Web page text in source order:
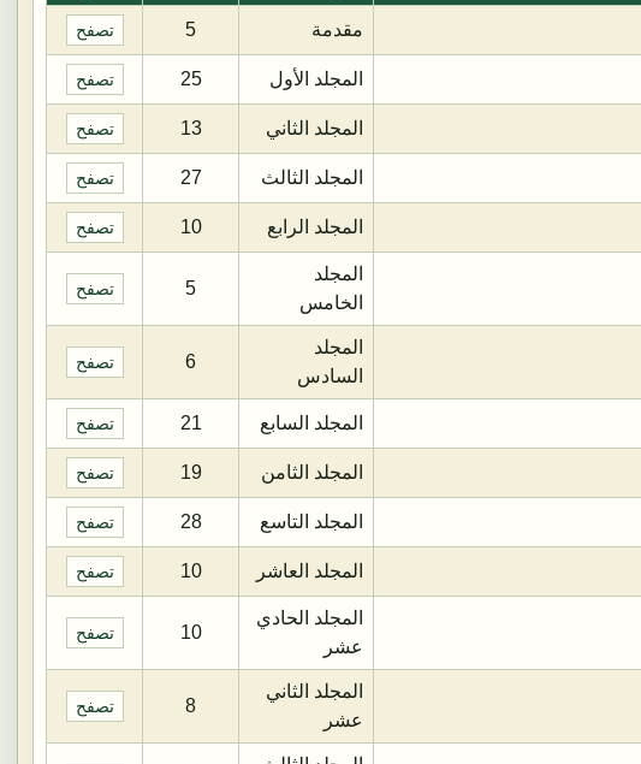
مقدمة 5 تصفح
المجلد الأول 25 تصفح
المجلد الثاني 13 تصفح
المجلد الثالث 27 تصفح
المجلد الرابع 10 تصفح
المجلد
الخامس
5 تصفح
المجلد
السادس
6 تصفح
المجلد السابع 21 تصفح
المجلد الثامن 19 تصفح
المجلد التاسع 28 تصفح
المجلد العاشر 10 تصفح
المجلد الحادي
عشر
10 تصفح
المجلد الثاني
عشر
8 تصفح